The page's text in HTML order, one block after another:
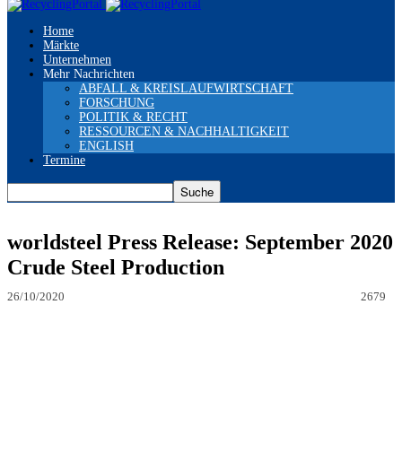
Home
Märkte
Unternehmen
Mehr Nachrichten
ABFALL & KREISLAUFWIRTSCHAFT
FORSCHUNG
POLITIK & RECHT
RESSOURCEN & NACHHALTIGKEIT
ENGLISH
Termine
worldsteel Press Release: September 2020
Crude Steel Production
26/10/2020 2679